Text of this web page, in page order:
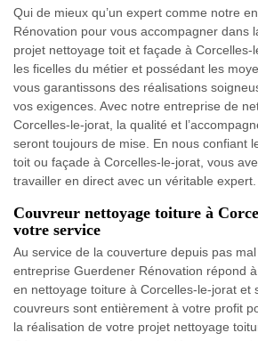
Qui de mieux qu’un expert comme notre
Rénovation pour vous accompagner dans
projet nettoyage toit et façade à
les ficelles du métier et possédant les
vous garantissons des réalisations
vos exigences. Avec notre entreprise de
Corcelles-le-jorat, la qualité et
seront toujours de mise. En nous confiant
toit ou façade à Corcelles-le-jorat, vous
travailler en direct avec un véritable expert.
Couvreur nettoyage toiture à
votre service
Au service de la couverture depuis pas
entreprise Guerdener Rénovation répond
en nettoyage toiture à Corcelles-le-jorat et
couvreurs sont entièrement à votre profit
la réalisation de votre projet nettoyage